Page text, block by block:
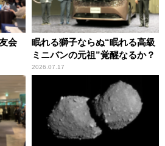
会
眠れる獅子ならぬ“眠れる高級
ミニバンの元祖”覚醒なるか？
2026.07.17